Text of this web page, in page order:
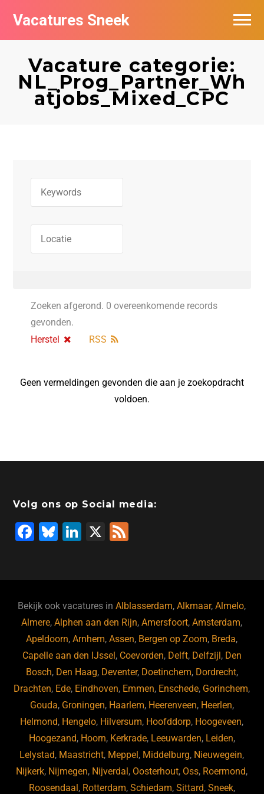
Vacatures Sneek
Vacature categorie:
NL_Prog_Partner_Wh
atjobs_Mixed_CPC
Zoeken afgerond. 0 overeenkomende records
gevonden.
Herstel
RSS
Geen vermeldingen gevonden die aan je zoekopdracht
voldoen.
Volg ons op Social media:
F
b
o
o
k
Bl
ky
Li
dI
n
X
Bekijk ook vacatures inAlblasserdam,Alkmaar,Almelo,
Almere,Alphen aan den Rijn,Amersfoort,Amsterdam,
Apeldoorn,Arnhem,Assen, Bergen op Zoom, Breda,
Capelle aan den IJssel , Coevorden, Delft, Delfzijl , Den
Bosch, Den Haag, Deventer, Doetinchem, Dordrecht,
Drachten, Ede, Eindhoven, Emmen, Enschede, Gorinchem,
Gouda, Groningen, Haarlem, Heerenveen, Heerlen,
Helmond, Hengelo, Hilversum, Hoofddorp, Hoogeveen,
Hoogezand, Hoorn, Kerkrade, Leeuwarden, Leiden,
Lelystad, Maastricht, Meppel , Middelburg, Nieuwegein,
Nijkerk, Nijmegen, Nijverdal , Oosterhout, Oss, Roermond,
Roosendaal , Rotterdam, Schiedam, Sittard, Sneek,
Vacatures per bedrijf
De populairste vacatures in Sneek